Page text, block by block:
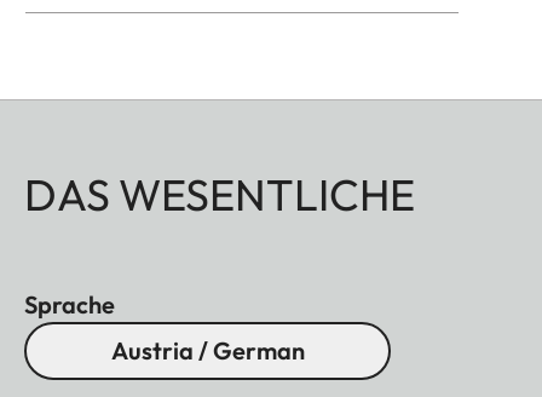
DAS WESENTLICHE
Sprache
Austria / German